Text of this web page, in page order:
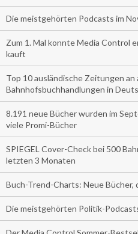
Die meistgehörten Podcasts im
Zum 1. Mal konnte Media Control
kauft
Top 10 ausländische Zeitungen an
Bahnhofsbuchhandlungen in
8.191 neue Bücher wurden im
viele Promi-Bücher
SPIEGEL Cover-Check bei 500
letzten 3 Monaten
Buch-Trend-Charts: Neue
Die meistgehörten Politik-